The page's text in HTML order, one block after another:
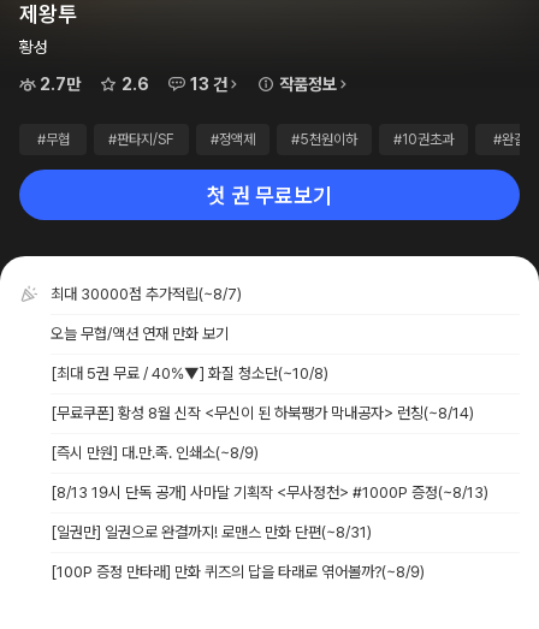
제왕투
황성
2.7만
2.6 13 건 작품정보
#무협 #판타지/SF #정액제 #5천원이하 #10권초과 #완결
첫 권 무료보기
최대 30000점 추가적립(~8/7)
오늘 무협/액션 연재 만화 보기
[최대 5권 무료 / 40%▼] 화질 청소단(~10/8)
[무료쿠폰] 황성 8월 신작 <무신이 된 하북팽가 막내공자> 런칭(~8/14)
[즉시 만원] 대.만.족. 인쇄소(~8/9)
[8/13 19시 단독 공개] 사마달 기획작 <무사정천> #1000P 증정(~8/13)
[일권만] 일권으로 완결까지! 로맨스 만화 단편(~8/31)
[100P 증정 만타래] 만화 퀴즈의 답을 타래로 엮어볼까?(~8/9)